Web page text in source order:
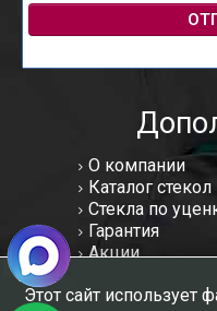
О компании
Каталог стекол
Стекла по
Гарантия
Акции
Отзывы
Этот сайт использует